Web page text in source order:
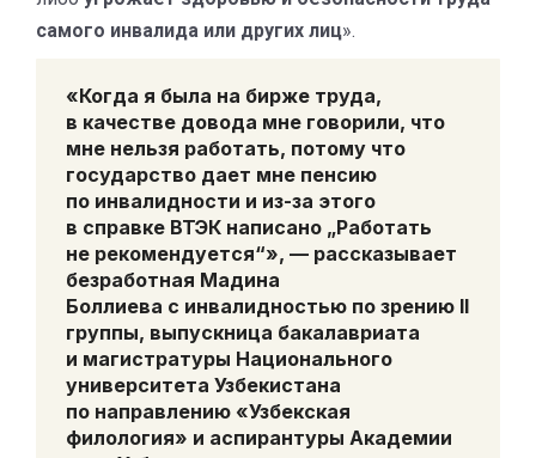
самого инвалида или других лиц».
«Когда я была на бирже труда,
в качестве довода мне говорили, что
мне нельзя работать, потому что
государство дает мне пенсию
по инвалидности и из-за этого
в справке ВТЭК написано „Работать
не рекомендуется“», — рассказывает
безработная Мадина
Боллиева с инвалидностью по зрению II
группы, выпускница бакалавриата
и магистратуры Национального
университета Узбекистана
по направлению «Узбекская
филология» и аспирантуры Академии